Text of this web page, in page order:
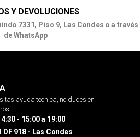
Y DEVOLUCIONES
7331, Piso 9, Las Condes o a través
de WhatsApp
ayuda tecnica, no dudes en
- 15:00 a 19:00
918 - Las Condes